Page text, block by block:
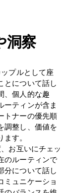
洞察
プルとして座
とについて話し
、個人的な趣
ーティンが含ま
トナーの優先順
調整し、価値を
す。
お互いにチェッ
のルーティンで
分について話し
ミュニケーショ